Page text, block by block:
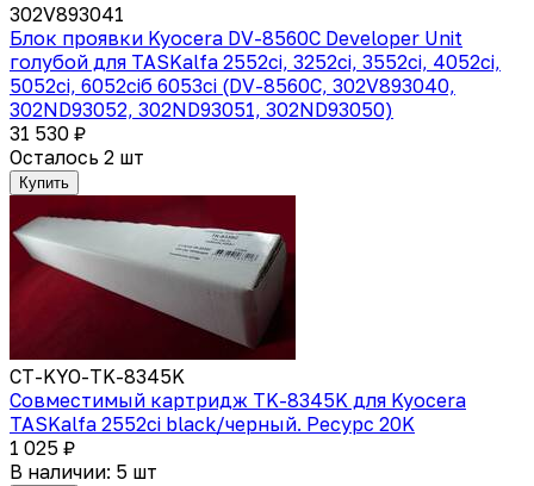
302V893041
Блок проявки Kyocera DV-8560C Developer Unit
голубой для TASKalfa 2552ci, 3252ci, 3552ci, 4052ci,
5052ci, 6052ciб 6053ci (DV-8560C, 302V893040,
302ND93052, 302ND93051, 302ND93050)
31 530 ₽
Осталось 2 шт
Купить
CT-KYO-TK-8345K
Совместимый картридж TK-8345K для Kyocera
TASKalfa 2552ci black/черный. Ресурс 20K
1 025 ₽
В наличии: 5 шт